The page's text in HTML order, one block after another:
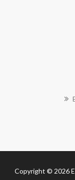
Copyright © 2026